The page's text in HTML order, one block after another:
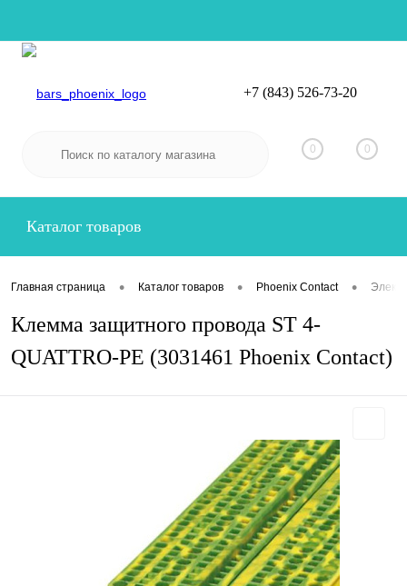
Вход
+7 (843) 526-73-20
0 0
Каталог товаров
Главная страница • Каталог товаров • Phoenix Contact •
Клемма защитного провода ST 4-
QUATTRO-PE (3031461 Phoenix Contact)